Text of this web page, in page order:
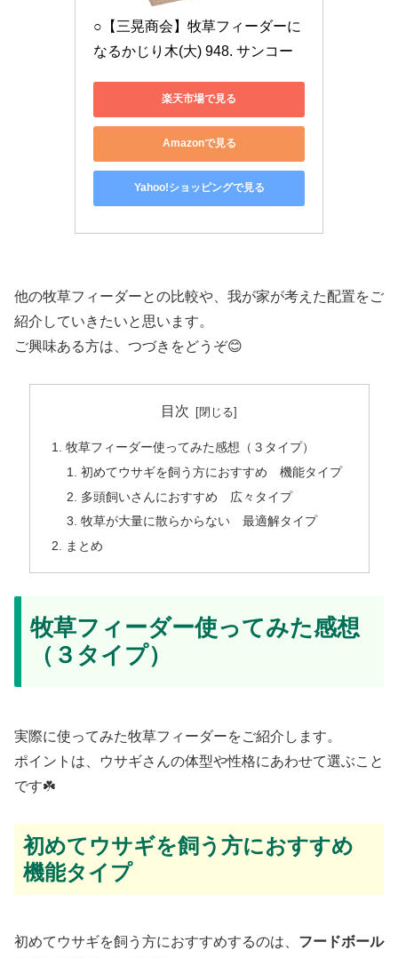
○【三晃商会】牧草フィーダーに
なるかじり木(大) 948. サンコー
楽天市場で見る
Amazonで見る
Yahoo!ショッピングで見る
他の牧草フィーダーとの比較や、我が家が考えた配置をご
紹介していきたいと思います。
ご興味ある方は、つづきをどうぞ😊
目次
牧草フィーダー使ってみた感想（３タイプ）
初めてウサギを飼う方におすすめ 機能タイプ
多頭飼いさんにおすすめ 広々タイプ
牧草が大量に散らからない 最適解タイプ
まとめ
牧草フィーダー使ってみた感想
（３タイプ）
実際に使ってみた牧草フィーダーをご紹介します。
ポイントは、ウサギさんの体型や性格にあわせて選ぶこと
です☘️
初めてウサギを飼う方におすすめ
機能タイプ
初めてウサギを飼う方におすすめするのは、 フードボール